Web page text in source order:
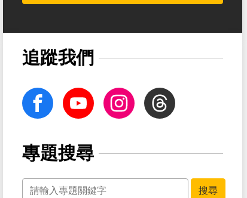
追蹤我們
facebook Youtube InstagramThreads
專題搜尋
關鍵字
搜尋